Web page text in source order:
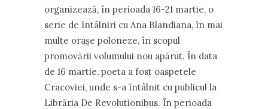
organizează, în perioada 16-21 martie, o
serie de întâlniri cu Ana Blandiana, în mai
multe orașe poloneze, în scopul
promovării volumului nou apărut. În data
de 16 martie, poeta a fost oaspetele
Cracoviei, unde s-a întâlnit cu publicul la
Librăria De Revolutionibus. În perioada